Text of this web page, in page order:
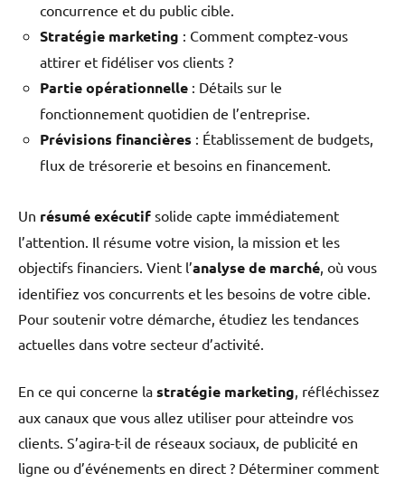
concurrence et du public cible.
Stratégie marketing : Comment comptez-vous
attirer et fidéliser vos clients ?
Partie opérationnelle : Détails sur le
fonctionnement quotidien de l’entreprise.
Prévisions financières : Établissement de budgets,
flux de trésorerie et besoins en financement.
Un résumé exécutif solide capte immédiatement
l’attention. Il résume votre vision, la mission et les
objectifs financiers. Vient l’analyse de marché, où vous
identifiez vos concurrents et les besoins de votre cible.
Pour soutenir votre démarche, étudiez les tendances
actuelles dans votre secteur d’activité.
En ce qui concerne la stratégie marketing, réfléchissez
aux canaux que vous allez utiliser pour atteindre vos
clients. S’agira-t-il de réseaux sociaux, de publicité en
ligne ou d’événements en direct ? Déterminer comment